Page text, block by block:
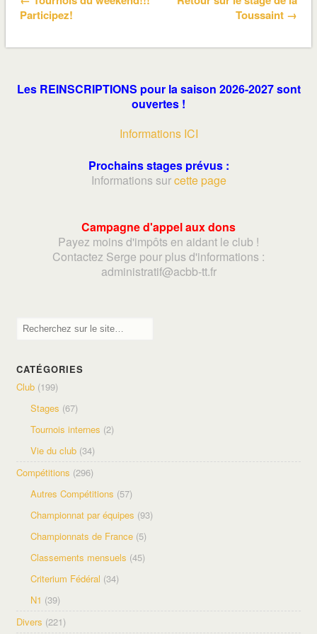
Participez!
Toussaint →
Les REINSCRIPTIONS pour la saison 2026-2027 sont
ouvertes !
Informations ICI
Prochains stages prévus :
Informations surcette page
Campagne d'appel aux dons
Payez moins d'impôts en aidant le club !
Contactez Serge pour plus d'informations :
administratif@acbb-tt.fr
CATÉGORIES
Club (199)
Stages (67)
Tournois internes (2)
Vie du club (34)
Compétitions (296)
Autres Compétitions (57)
Championnat par équipes (93)
Championnats de France (5)
Classements mensuels (45)
Criterium Fédéral (34)
N1 (39)
Divers (221)